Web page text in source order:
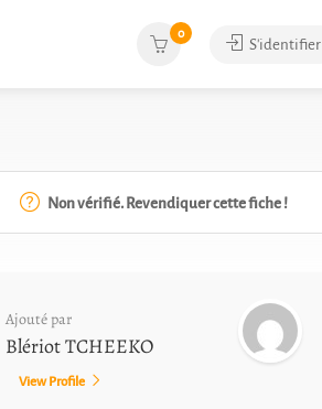
0
S'identifier
Non vérifié. Revendiquer cette fiche !
Ajouté par
Blériot TCHEEKO
View Profile